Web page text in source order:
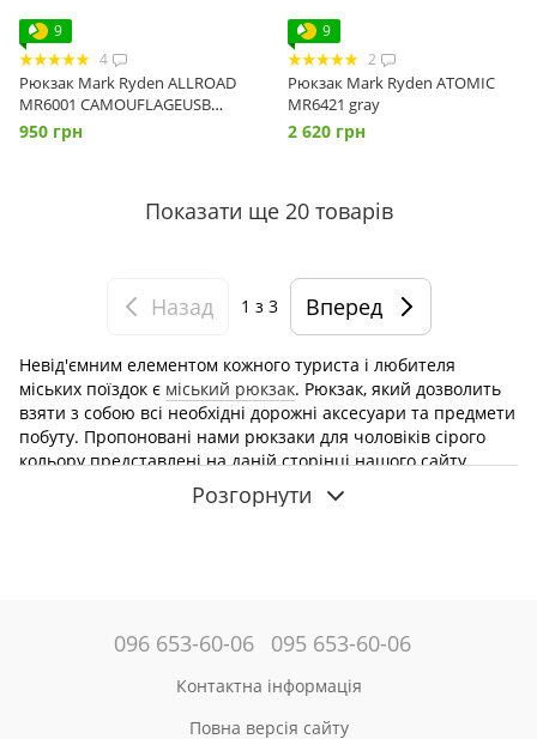
9
4
Рюкзак Mark Ryden ALLROAD
MR6001 CAMOUFLAGEUSB
(white)
950 грн
9
2
Рюкзак Mark Ryden ATOMIC
MR6421 gray
2 620 грн
Показати ще 20 товарів
Назад 1 з 3 Вперед
Невід'ємним елементом кожного туриста і любителя
міських поїздок є міський рюкзак. Рюкзак, який дозволить
взяти з собою всі необхідні дорожні аксесуари та предмети
побуту. Пропоновані нами рюкзаки для чоловіків сірого
кольору представлені на даній сторінці нашого сайту,
також ідеально підходять для повсякденного
використання: в школу, на роботу, в університет або в
Mark Ryden, ціна на які вас здивує
Матеріали, з яких виготовлені рюкзаки, стійкі до
пошкоджень і несприятливих погодних умов, так як часто
мають просочення, що забезпечує водонепроникність.
Розгорнути
096 653-60-06 095 653-60-06
Контактна інформація
Повна версія сайту